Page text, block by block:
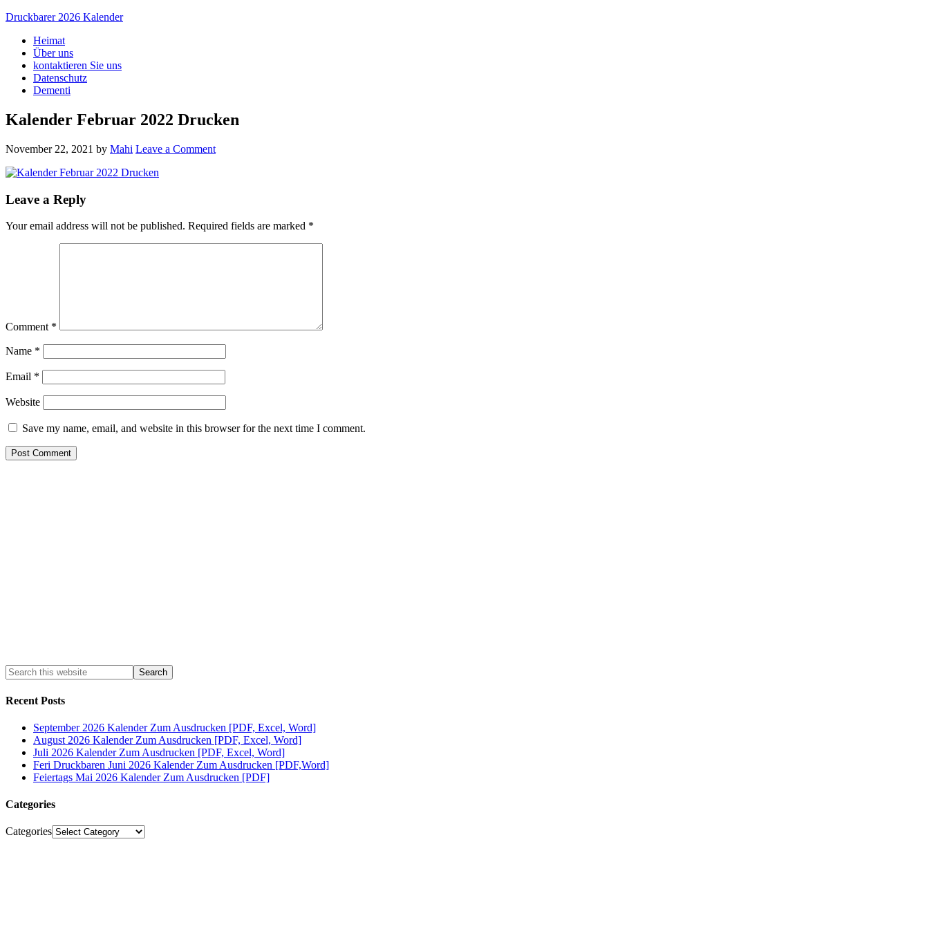
Druckbarer 2026 Kalender
Heimat
Über uns
kontaktieren Sie uns
Datenschutz
Dementi
Kalender Februar 2022 Drucken
November 22, 2021 by Mahi Leave a Comment
Leave a Reply
Your email address will not be published. Required fields are marked *
Comment *
Name *
Email *
Website
Save my name, email, and website in this browser for the next time I comment.
Recent Posts
September 2026 Kalender Zum Ausdrucken [PDF, Excel, Word]
August 2026 Kalender Zum Ausdrucken [PDF, Excel, Word]
Juli 2026 Kalender Zum Ausdrucken [PDF, Excel, Word]
Feri Druckbaren Juni 2026 Kalender Zum Ausdrucken [PDF,Word]
Feiertags Mai 2026 Kalender Zum Ausdrucken [PDF]
Categories
Categories